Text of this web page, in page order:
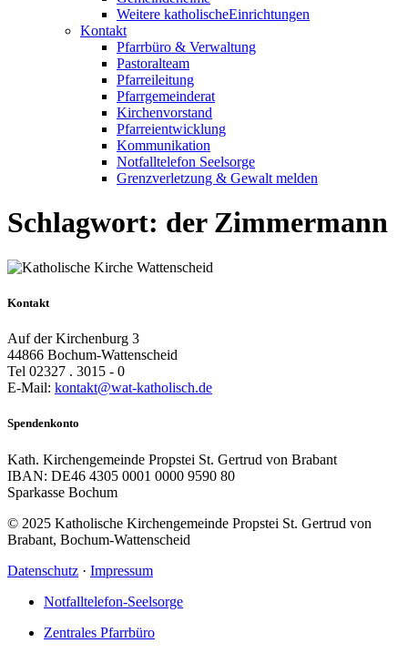
Weitere katholische­­Einrichtungen
Kontakt
Pfarrbüro & Verwaltung
Pastoralteam
Pfarreileitung
Pfarrgemeinderat
Kirchenvorstand
Pfarreientwicklung
Kommunikation
Notfalltelefon Seelsorge
Grenzverletzung & Gewalt melden
Schlagwort: der Zimmermann
Kontakt
Auf der Kirchenburg 3
44866 Bochum-Wattenscheid
Tel 02327 . 3015 - 0
E-Mail: kontakt@wat-katholisch.de
Spendenkonto
Kath. Kirchengemeinde Propstei St. Gertrud von Brabant
IBAN: DE46 4305 0001 0000 9590 80
Sparkasse Bochum
© 2025 Katholische Kirchengemeinde Propstei St. Gertrud von
Brabant, Bochum-Wattenscheid
Datenschutz · Impressum
Notfalltelefon-Seelsorge
Zentrales Pfarrbüro